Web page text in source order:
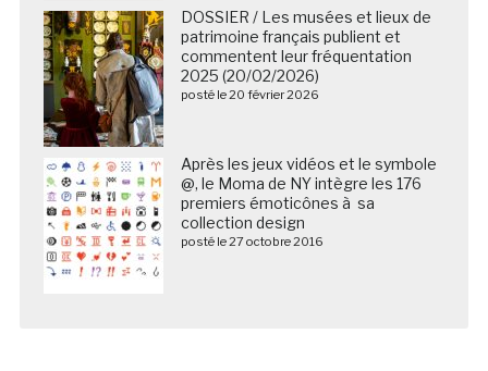
DOSSIER / Les musées et lieux de
patrimoine français publient et
commentent leur fréquentation
2025 (20/02/2026)
posté le 20 février 2026
Après les jeux vidéos et le symbole
@, le Moma de NY intègre les 176
premiers émoticônes à sa
collection design
posté le 27 octobre 2016